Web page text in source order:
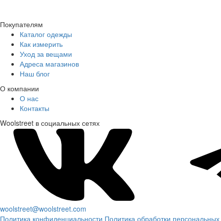
Покупателям
Каталог одежды
Как измерить
Уход за вещами
Адреса магазинов
Наш блог
О компании
О нас
Контакты
Woolstreet в социальных сетях
woolstreet@woolstreet.com
Политика конфиденциальности Политика обработки